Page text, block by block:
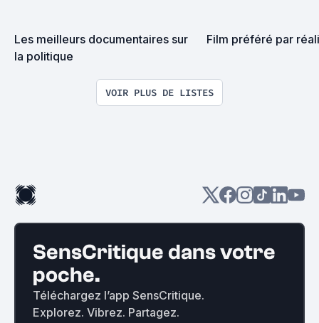
Les meilleurs documentaires sur
la politique
Film préféré par
VOIR PLUS DE LISTES
SensCritique dans votre
poche.
Téléchargez l’app SensCritique.
Explorez. Vibrez. Partagez.